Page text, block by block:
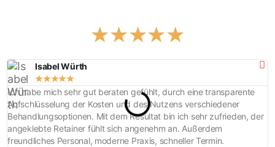
★★★★★
Isabel Würth
★★★★★
Ich habe mich sehr gut beraten gefühlt, durch eine transparente
Aufschlüsselung der Kosten und des Nutzens verschiedener
Behandlungsoptionen. Mit dem Resultat bin ich sehr zufrieden, der
angeklebte Retainer fühlt sich angenehm an. Außerdem
freundliches Personal, moderne Praxis, schneller Termin.